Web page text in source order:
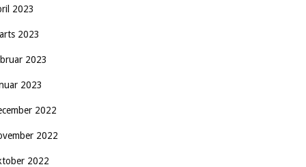
2023
2023
2023
2023
2022
2022
2022